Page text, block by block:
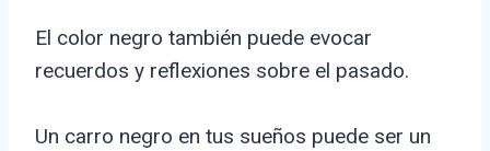
El color negro también puede evocar
recuerdos y reflexiones sobre el pasado.
Un carro negro en tus sueños puede ser un